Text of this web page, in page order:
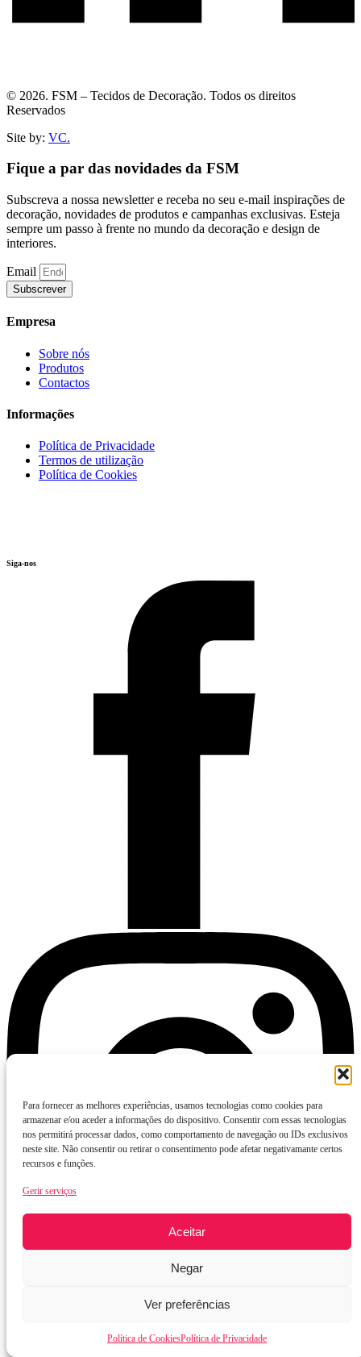
Para fornecer as melhores experiências, usamos tecnologias como cookies para
armazenar e/ou aceder a informações do dispositivo. Consentir com essas tecnologias
nos permitirá processar dados, como comportamento de navegação ou IDs exclusivos
neste site. Não consentir ou retirar o consentimento pode afetar negativamante certos
recursos e funções.
Gerir serviços
Aceitar
Negar
Ver preferências
Política de CookiesPolítica de Privacidade
© 2026. FSM – Tecidos de Decoração. Todos os direitos
Reservados
Site by: VC.
Fique a par das novidades da FSM
Subscreva a nossa newsletter e receba no seu e-mail inspirações de
decoração, novidades de produtos e campanhas exclusivas. Esteja
sempre um passo à frente no mundo da decoração e design de
interiores.
Email
Subscrever
Empresa
Sobre nós
Produtos
Contactos
Informações
Política de Privacidade
Termos de utilização
Política de Cookies
Siga-nos